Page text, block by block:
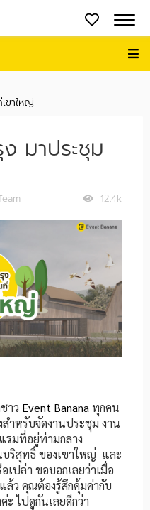
ขาใหญ่
มาประชุม
12.4k
าว Event Banana ทุกคน
ำหรับจัดงานประชุม งาน
รมที่อยู่ท่ามกลาง
ริสุทธิ์ ของเขาใหญ่ และ
เปล่า ขอบอกเลยว่าเมื่อ
ล้ว คุณต้องรู้สึกคุ้มค่ากับ
ไปดูกันเลยดีกว่า